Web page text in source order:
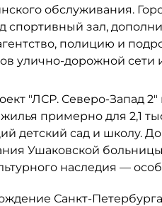
обслуживания.
спортивный зал,
полицию и
улично-дорожной
"ЛСР. Северо-Запад 2"
примерно для 2,1
детский сад и школу.
Ушаковской
наследия —
Санкт-